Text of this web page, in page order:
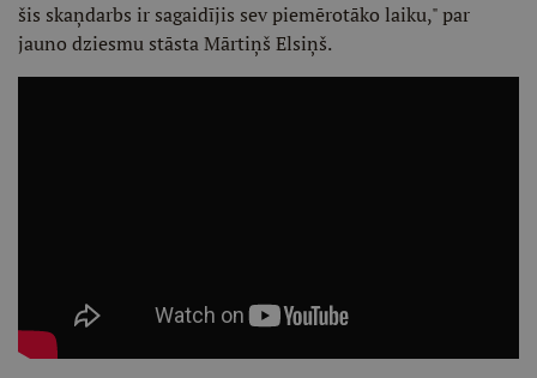
šis skaņdarbs ir sagaidījis sev piemērotāko laiku," par
jauno dziesmu stāsta Mārtiņš Elsiņš.